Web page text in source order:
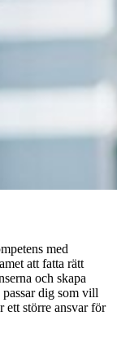
med
att fatta rätt
och skapa
dig som vill
ett större ansvar för